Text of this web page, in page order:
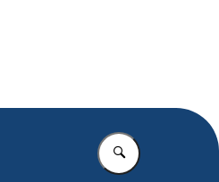
Vul in wat u